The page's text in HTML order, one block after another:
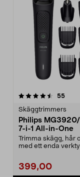
55
Skäggtrimmers
Philips
7-i-1 All-in-One
Trimma skägg, hår
med ett enda
399,00
4.0 av 5